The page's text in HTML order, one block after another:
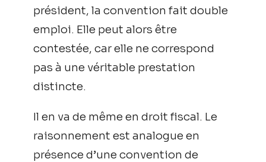
président, la convention fait double
emploi. Elle peut alors être
contestée, car elle ne correspond
pas à une véritable prestation
distincte.
Il en va de même en droit fiscal. Le
raisonnement est analogue en
présence d’une convention de